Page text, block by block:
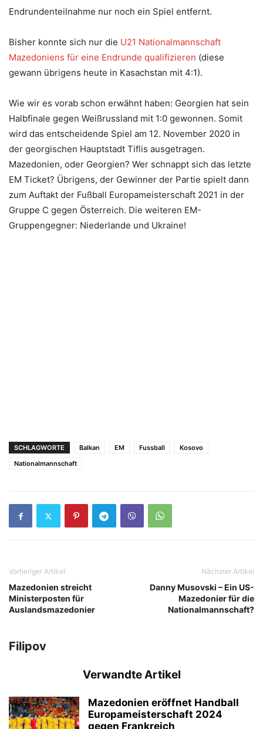
Endrundenteilnahme nur noch ein Spiel entfernt.
Bisher konnte sich nur die U21 Nationalmannschaft
Mazedoniens für eine Endrunde qualifizieren (diese
gewann übrigens heute in Kasachstan mit 4:1).
Wie wir es vorab schon erwähnt haben: Georgien hat sein
Halbfinale gegen Weißrussland mit 1:0 gewonnen. Somit
wird das entscheidende Spiel am 12. November 2020 in
der georgischen Hauptstadt Tiflis ausgetragen.
Mazedonien, oder Georgien? Wer schnappt sich das letzte
EM Ticket? Übrigens, der Gewinner der Partie spielt dann
zum Auftakt der Fußball Europameisterschaft 2021 in der
Gruppe C gegen Österreich. Die weiteren EM-
Gruppengegner: Niederlande und Ukraine!
SCHLAGWORTE Balkan EM Fussball
Kosovo
Nationalmannschaft
Vorheriger Artikel
Mazedonien streicht
Ministerposten für
Auslandsmazedonier
Nächster Artikel
Danny Musovski – Ein US-
Mazedonier für die
Nationalmannschaft?
Filipov
Verwandte Artikel
Mazedonien eröffnet Handball
Europameisterschaft 2024
gegen Frankreich